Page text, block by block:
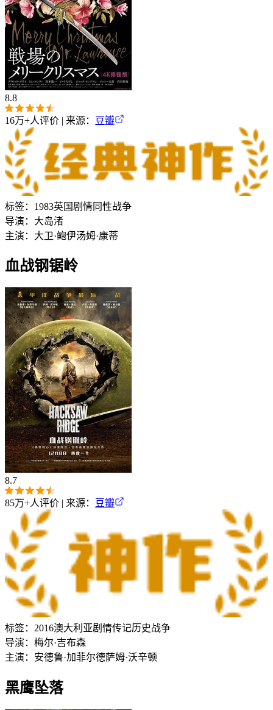
8.8
16万+人评价 | 来源： 豆瓣
标签： 1983英国 剧情同性战争
导演： 大岛渚
主演： 大卫·鲍伊汤姆·康蒂
血战钢锯岭
8.7
85万+人评价 | 来源： 豆瓣
标签： 2016澳大利亚剧情传记历史战争
导演： 梅尔·吉布森
主演： 安德鲁·加菲尔德萨姆·沃辛顿
黑鹰坠落